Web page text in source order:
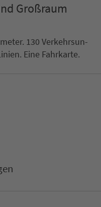
Groß­raum
130 Ver­kehrs­un­
Eine Fahr­kar­te.